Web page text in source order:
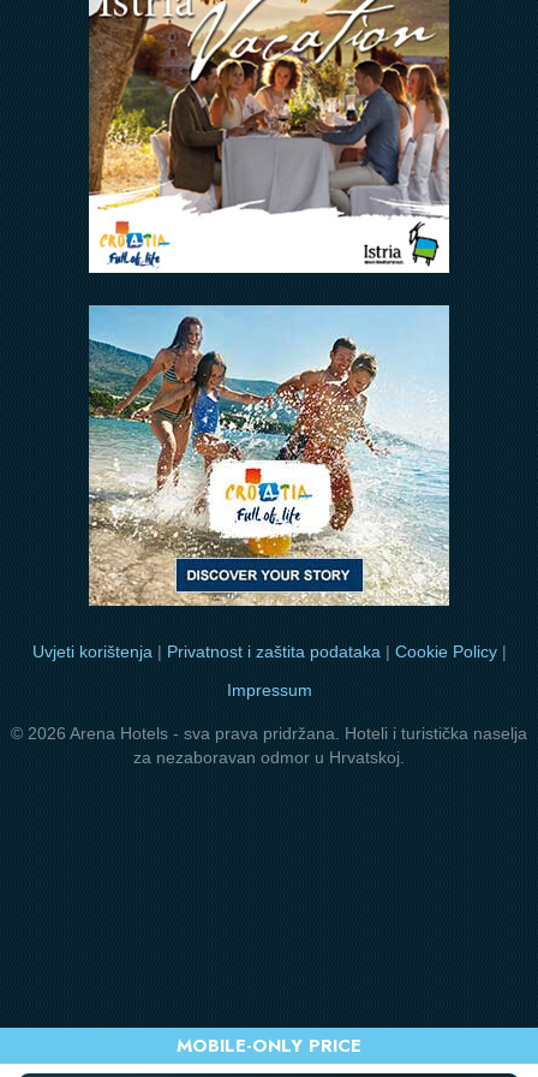
Uvjeti korištenja | Privatnost i zaštita podataka | Cookie Policy|
Impressum
© 2026 Arena Hotels - sva prava pridržana. Hoteli i turistička naselja
za nezaboravan odmor u Hrvatskoj.